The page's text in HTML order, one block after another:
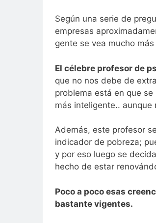
Según una serie de
empresas
gente se vea mucho
El célebre profesor de
que no nos debe de
problema está en que
más inteligente.. aunque
Además, este profesor
indicador de pobreza;
y por eso luego se
hecho de estar
Poco a poco esas
bastante vigentes.